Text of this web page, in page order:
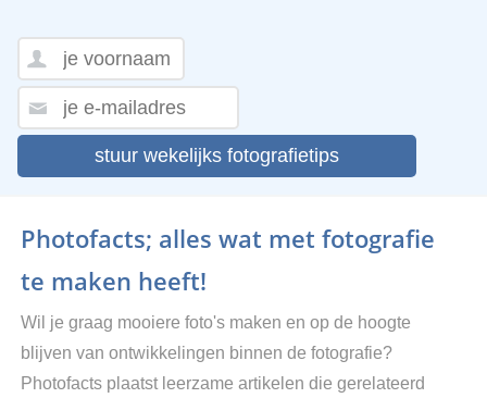
stuur wekelijks fotografietips
Photofacts; alles wat met fotografie
te maken heeft!
Wil je graag mooiere foto's maken en op de hoogte
blijven van ontwikkelingen binnen de fotografie?
Photofacts plaatst leerzame artikelen die gerelateerd